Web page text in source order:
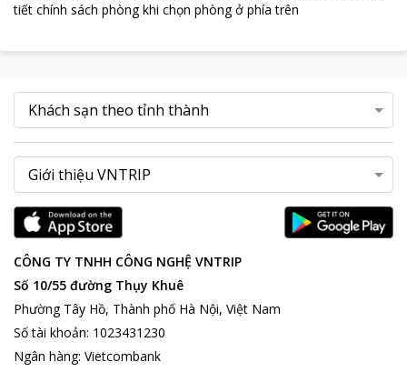
tiết chính sách phòng khi chọn phòng ở phía trên
CÔNG TY TNHH CÔNG NGHỆ VNTRIP
Số 10/55 đường Thụy Khuê
Phường Tây Hồ, Thành phố Hà Nội, Việt Nam
Số tài khoản: 1023431230
Ngân hàng: Vietcombank